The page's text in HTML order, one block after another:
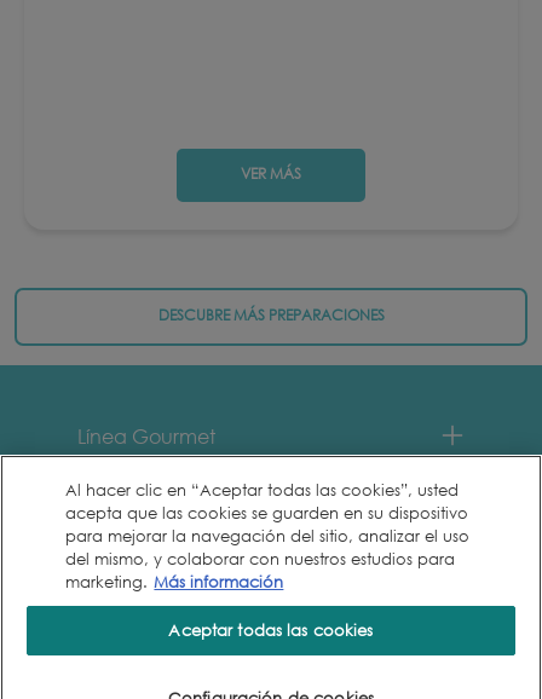
VER MÁS
DESCUBRE MÁS PREPARACIONES
Línea Gourmet
Contacto
Al hacer clic en “Aceptar todas las cookies”, usted
acepta que las cookies se guarden en su dispositivo
para mejorar la navegación del sitio, analizar el uso
del mismo, y colaborar con nuestros estudios para
marketing. Más información
Aceptar todas las cookies